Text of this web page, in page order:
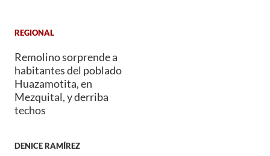
REGIONAL
Remolino sorprende a
habitantes del poblado
Huazamotita, en
Mezquital, y derriba
techos
DENICE RAMÍREZ